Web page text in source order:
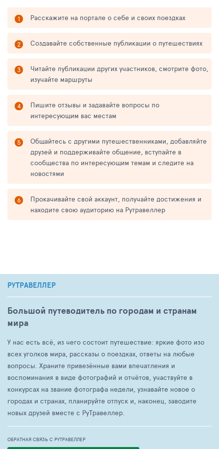
Расскажите на портале о себе и своих поездках
Создавайте собственные публикации о путешествиях
Читайте публикации других участников, смотрите фото,
изучайте маршруты
Пишите отзывы и задавайте вопросы по
интересующим вас местам
Общайтесь с другими путешественниками, добавляйте
друзей и поддерживайте общение, вступайте в
сообщества по интересующим темам и следите на
новостями
Прокачивайте свой аккаунт, получайте достижения и
находите свою аудиторию на Рутравеллер
РУТРАВЕЛЛЕР
Большой путеводитель по городам и странам
мира
У нас есть всё, из чего состоит путешествие: яркие фото изо
всех уголков мира, рассказы о поездках, ответы на любые
вопросы. Храните привезённые вами впечатления и
воспоминания в виде фотографий и отчётов, участвуйте в
конкурсах на звание фотографа недели, узнавайте новое о
городах и странах, планируйте отпуск и, наконец, заводите
новых друзей вместе с РуТравеллер.
ОБРАТНАЯ СВЯЗЬ С РУТРАВЕЛЛЕР